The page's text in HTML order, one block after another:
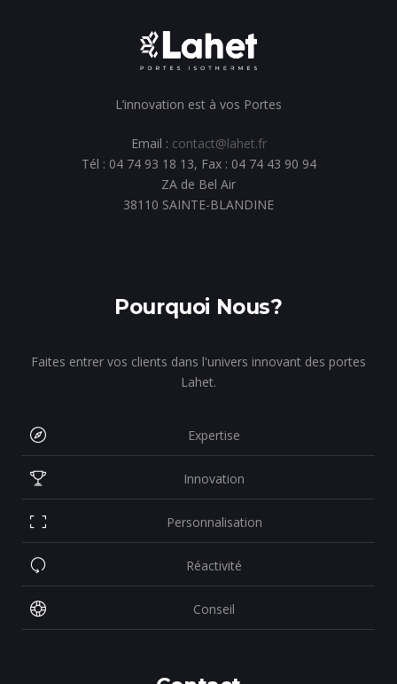
L’innovation est à vos Portes
Email : contact@lahet.fr
Tél : 04 74 93 18 13, Fax : 04 74 43 90 94
ZA de Bel Air
38110 SAINTE-BLANDINE
Pourquoi Nous?
Faites entrer vos clients dans l'univers innovant des portes
Lahet.
Expertise
Innovation
Personnalisation
Réactivité
Conseil